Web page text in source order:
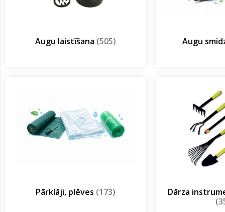
Augu laistīšana (505) Augu
Pārklāji, plēves (173)
Dārza